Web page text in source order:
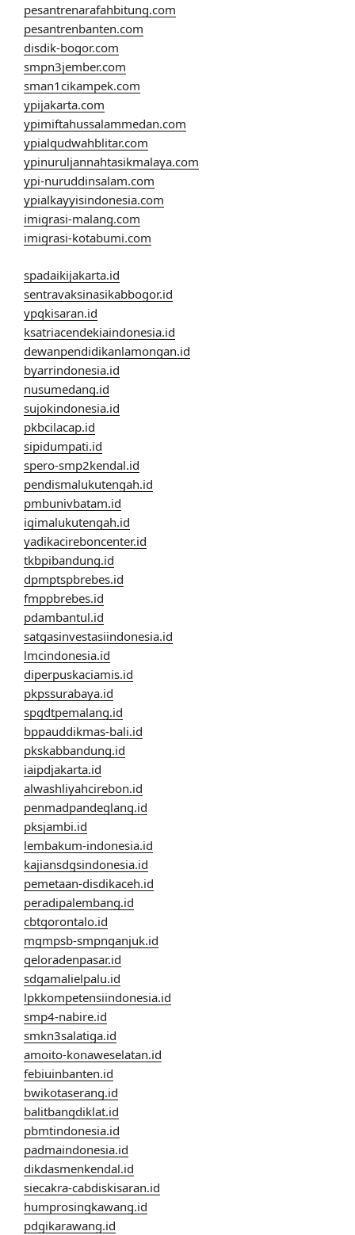
pesantrenarafahbitung.com
pesantrenbanten.com
disdik-bogor.com
smpn3jember.com
sman1cikampek.com
ypijakarta.com
ypimiftahussalammedan.com
ypialqudwahblitar.com
ypinuruljannahtasikmalaya.com
ypi-nuruddinsalam.com
ypialkayyisindonesia.com
imigrasi-malang.com
imigrasi-kotabumi.com
spadaikijakarta.id
sentravaksinasikabbogor.id
ypqkisaran.id
ksatriacendekiaindonesia.id
dewanpendidikanlamongan.id
byarrindonesia.id
nusumedang.id
sujokindonesia.id
pkbcilacap.id
sipidumpati.id
spero-smp2kendal.id
pendismalukutengah.id
pmbunivbatam.id
igimalukutengah.id
yadikacireboncenter.id
tkbpibandung.id
dpmptspbrebes.id
fmppbrebes.id
pdambantul.id
satgasinvestasiindonesia.id
lmcindonesia.id
diperpuskaciamis.id
pkpssurabaya.id
spgdtpemalang.id
bppauddikmas-bali.id
pkskabbandung.id
iaipdjakarta.id
alwashliyahcirebon.id
penmadpandeglang.id
pksjambi.id
lembakum-indonesia.id
kajiansdgsindonesia.id
pemetaan-disdikaceh.id
peradipalembang.id
cbtgorontalo.id
mgmpsb-smpnganjuk.id
geloradenpasar.id
sdgamalielpalu.id
lpkkompetensiindonesia.id
smp4-nabire.id
smkn3salatiga.id
amoito-konaweselatan.id
febiuinbanten.id
bwikotaserang.id
balitbangdiklat.id
pbmtindonesia.id
padmaindonesia.id
dikdasmenkendal.id
siecakra-cabdiskisaran.id
humprosingkawang.id
pdgikarawang.id